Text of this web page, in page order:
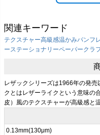
関連キーワード
テクスチャー高級感温かみパンフ
ーステーショナリーペーパークラ
レザックシリーズは1966年の発
クとはレザーライクという意味の
皮）風のテクスチャーが高級感と
0.13mm(130μm)